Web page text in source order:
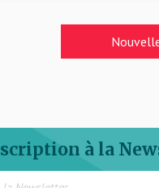
à la